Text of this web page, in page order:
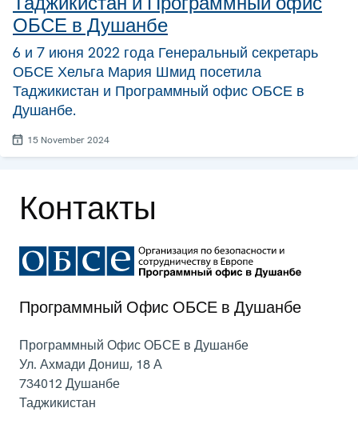
ОБСЕ в Душанбе
6 и 7 июня 2022 года Генеральный секретарь
ОБСЕ Хельга Мария Шмид посетила
Таджикистан и Программный офис ОБСЕ в
Душанбе.
15 November 2024
Контакты
Программный Офис ОБСЕ в Душанбе
Программный Офис ОБСЕ в Душанбе
Ул. Ахмади Дониш, 18 А
734012Душанбе
Таджикистан